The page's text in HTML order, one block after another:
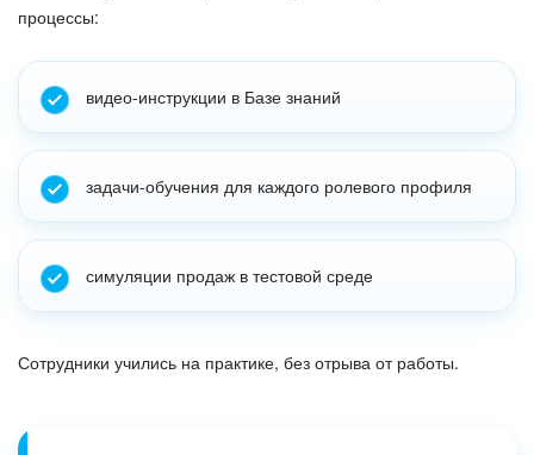
процессы:
видео-инструкции в Базе знаний
задачи-обучения для каждого ролевого профиля
симуляции продаж в тестовой среде
Сотрудники учились на практике, без отрыва от работы.